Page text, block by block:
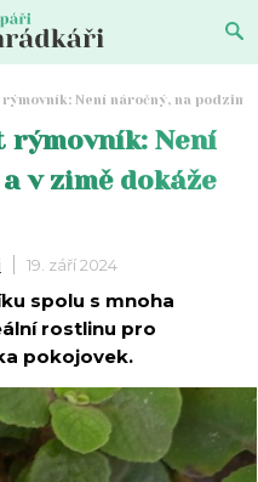
Není náročný, na podzim
rýmovník: Není
v zimě dokáže
19. září 2024
spolu s mnoha
rostlinu pro
pokojovek.